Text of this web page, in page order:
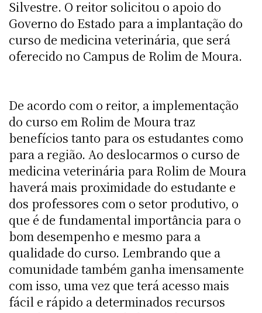
Silvestre. O reitor solicitou o apoio do
Governo do Estado para a implantação do
curso de medicina veterinária, que será
oferecido no Campus de Rolim de Moura.
De acordo com o reitor, a implementação
do curso em Rolim de Moura traz
benefícios tanto para os estudantes como
para a região. Ao deslocarmos o curso de
medicina veterinária para Rolim de Moura
haverá mais proximidade do estudante e
dos professores com o setor produtivo, o
que é de fundamental importância para o
bom desempenho e mesmo para a
qualidade do curso. Lembrando que a
comunidade também ganha imensamente
com isso, uma vez que terá acesso mais
fácil e rápido a determinados recursos